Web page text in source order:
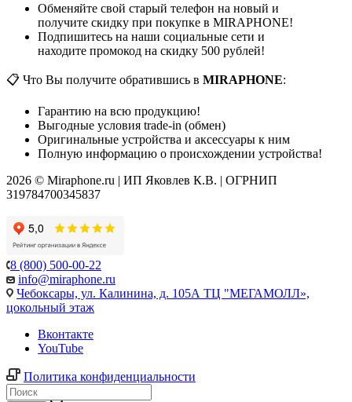
Обменяйте свой старый телефон на новый и
получите скидку при покупке в MIRAPHONE!
Подпишитесь на наши социальные сети и
находите промокод на скидку 500 рублей!
📋 Что Вы получите обратившись в MIRAPHONE:
Гарантию на всю продукцию!
Выгодные условия trade-in (обмен)
Оригинальные устройства и аксессуары к ним
Полную информацию о происхождении устройства!
2026 © Miraphone.ru | ИП Яковлев К.В. | ОГРНИП
319784700345837
8 (800) 500-00-22
info@miraphone.ru
Чебоксары, ул. Калинина, д. 105А ТЦ "МЕГАМОЛЛ»,
цокольный этаж
Вконтакте
YouTube
Политика конфиденциальности